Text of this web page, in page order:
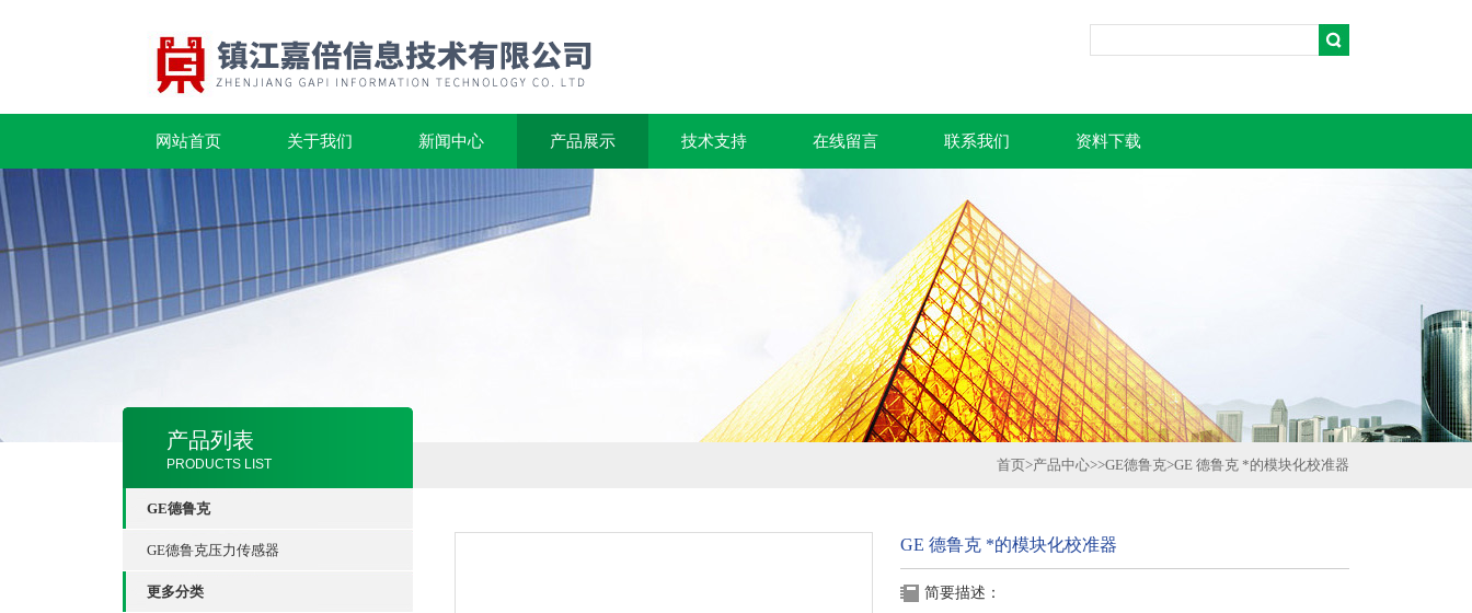
网站首页 关于我们 新闻中心 产品展示 技术支持 在线留言 联系我们 资料下载
产品列表
PRODUCTS LIST
GE德鲁克
GE德鲁克压力传感器
更多分类
首页>产品中心>>GE德鲁克>GE 德鲁克 *的模块化校准器
GE 德鲁克 *的模块化校准器
简要描述：